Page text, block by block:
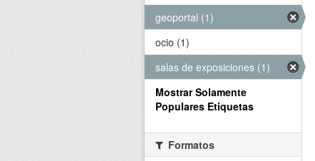
geoportal (1)
ocio (1)
salas de exposiciones (1)
Mostrar Solamente
Populares Etiquetas
Formatos